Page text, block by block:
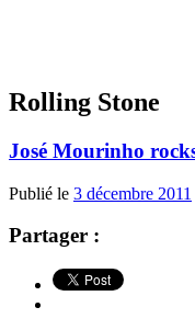
Rolling Stone
José Mourinho
Publié le 3 décembre 2011
Partager :